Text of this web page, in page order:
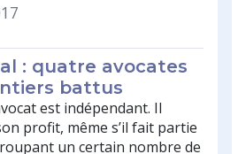
: quatre avocates
battus
est indépendant. Il
profit, même s’il fait partie
un certain nombre de